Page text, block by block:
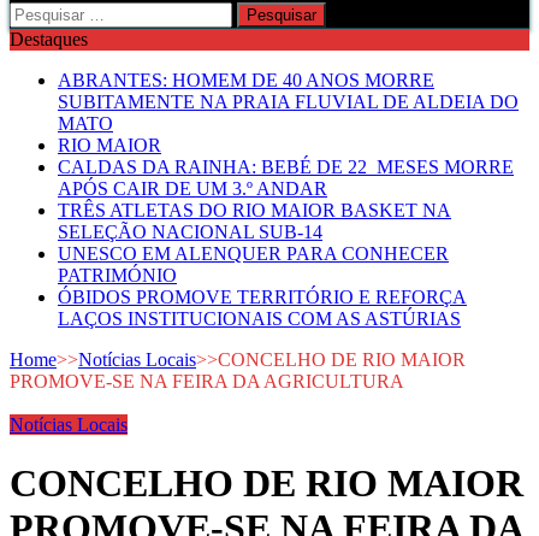
Pesquisar
por:
Destaques
ABRANTES: HOMEM DE 40 ANOS MORRE
SUBITAMENTE NA PRAIA FLUVIAL DE ALDEIA DO
MATO
RIO MAIOR
CALDAS DA RAINHA: BEBÉ DE 22 MESES MORRE
APÓS CAIR DE UM 3.º ANDAR
TRÊS ATLETAS DO RIO MAIOR BASKET NA
SELEÇÃO NACIONAL SUB-14
UNESCO EM ALENQUER PARA CONHECER
PATRIMÓNIO
ÓBIDOS PROMOVE TERRITÓRIO E REFORÇA
LAÇOS INSTITUCIONAIS COM AS ASTÚRIAS
Home>>Notícias Locais>>CONCELHO DE RIO MAIOR
PROMOVE-SE NA FEIRA DA AGRICULTURA
Notícias Locais
CONCELHO DE RIO MAIOR